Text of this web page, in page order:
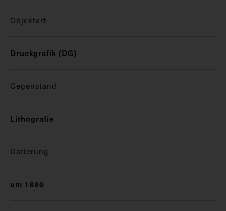
Objektart
Druckgrafik (DG)
Gegenstand
Lithografie
Datierung
um 1880